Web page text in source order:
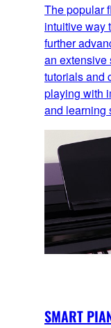
The popular
intuitive way
further
an extensive
tutorials and
playing with
and learning
SMART